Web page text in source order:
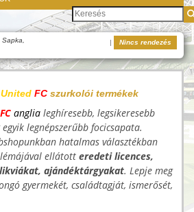
Sapka,
| Nincs rendezés
United FCszurkolói termékek
FC anglia leghíresebb, legsikeresebb
legnépszerűbb focicsapata.
hatalmas választékban
ellátott eredeti licences,
ajándéktárgyakat. Lepje meg
gyermekét, családtagját, ismerősét,